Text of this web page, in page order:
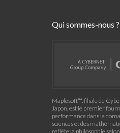
Qui sommes-nous ?
Maplesoft™, filiale de
Japon, est le premier
performance dans le
sciences et des
reflète la philosophie